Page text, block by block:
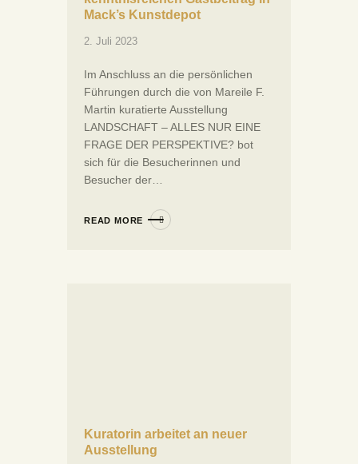
Mack’s Kunstdepot
2. Juli 2023
Im Anschluss an die persönlichen
Führungen durch die von Mareile F.
Martin kuratierte Ausstellung
LANDSCHAFT – ALLES NUR EINE
FRAGE DER PERSPEKTIVE? bot
sich für die Besucherinnen und
Besucher der…
READ MORE
Kuratorin arbeitet an neuer
Ausstellung